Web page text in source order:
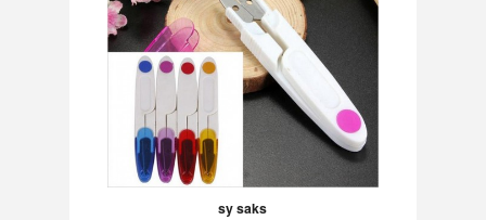
sy saks